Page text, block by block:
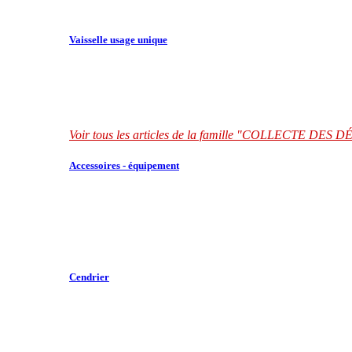
Vaisselle usage unique
Voir tous les articles de la famille "COLLECTE DES
Accessoires - équipement
Cendrier